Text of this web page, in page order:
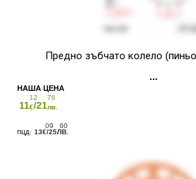
Предно зъбчато колело
11
12
€/21
76
лв.
13
09
€/25
60
ЛВ.